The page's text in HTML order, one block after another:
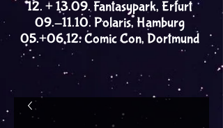
12. + 13.09. Fantasypark, Erfurt
09.-11.10. Polaris, Hamburg
05.+06.12. Comic Con, Dortmund